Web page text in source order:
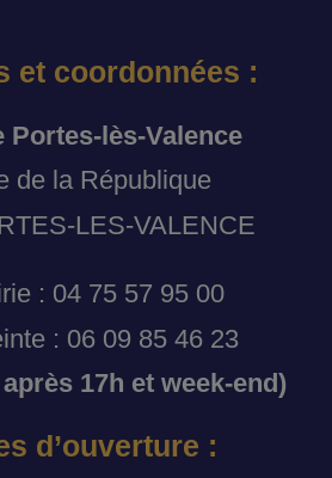
et coordonnées :
Portes-lès-Valence
de la République
LES-VALENCE
: 04 75 57 95 00
: 06 09 85 46 23
17h et week-end)
d’ouverture :